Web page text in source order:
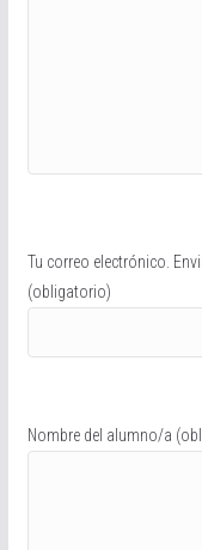
Tu correo electrónico.
(obligatorio)
Nombre del alumno/a